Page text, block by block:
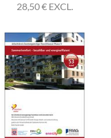
28,50€EXCL.